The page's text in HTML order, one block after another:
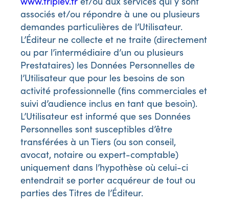
associés et/ou répondre à une ou plusieurs
demandes particulières de l’Utilisateur.
L’Éditeur ne collecte et ne traite (directement
ou par l’intermédiaire d’un ou plusieurs
Prestataires) les Données Personnelles de
l’Utilisateur que pour les besoins de son
activité professionnelle (fins commerciales et
suivi d’audience inclus en tant que besoin).
L’Utilisateur est informé que ses Données
Personnelles sont susceptibles d’être
transférées à un Tiers (ou son conseil,
avocat, notaire ou expert-comptable)
uniquement dans l’hypothèse où celui-ci
entendrait se porter acquéreur de tout ou
parties des Titres de l’Éditeur.